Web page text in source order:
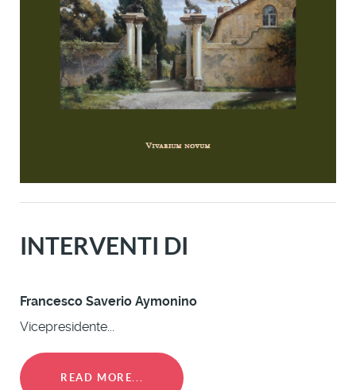
INTERVENTI DI
Francesco Saverio Aymonino
Vicepresidente...
READ MORE...